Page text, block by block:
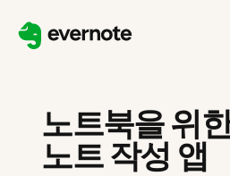
노트북을 위
노트 작성 앱